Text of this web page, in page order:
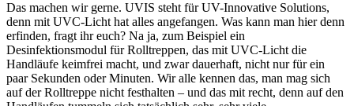
Das machen wir gerne. UVIS steht für UV-Innovative Solutions,
denn mit UVC-Licht hat alles angefangen. Was kann man hier denn
erfinden, fragt ihr euch? Na ja, zum Beispiel ein
Desinfektionsmodul für Rolltreppen, das mit UVC-Licht die
Handläufe keimfrei macht, und zwar dauerhaft, nicht nur für ein
paar Sekunden oder Minuten. Wir alle kennen das, man mag sich
auf der Rolltreppe nicht festhalten – und das mit recht, denn auf den